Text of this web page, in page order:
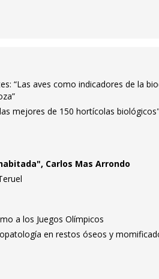
“Las aves como indicadores de la
mejores de 150 hortícolas
Carlos Mas Arrondo
a los Juegos Olímpicos
en restos óseos y